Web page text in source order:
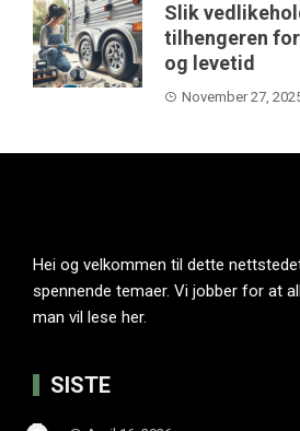
Slik
tilhengeren
og levetid
November 27,
Hei og velkommen til dette
spennende temaer. Vi jobber for at
man vil lese her.
SISTE